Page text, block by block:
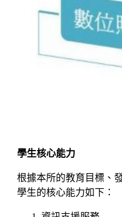
學生核心能力
根據本所的教育目標、
學生的核心能力如下：